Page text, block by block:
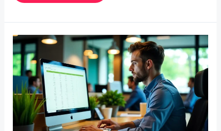
una
de
para
ver
Youtube
sin
anuncios:
Guía
paso
a
paso